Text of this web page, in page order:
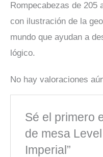
Rompecabezas de 205
con ilustración de la
mundo que ayudan a
lógico.
No hay valoraciones
Sé el primero
de mesa
Imperial”